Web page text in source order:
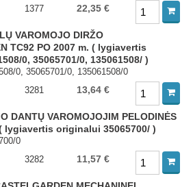
1377 22,35 €
VAROMOJO DIRŽO
TC92 PO 2007 m. ( lygiavertis
0, 35065701/0, 135061508/ )
0, 35065701/0, 135061508/0
3281 13,64 €
DANTŲ VAROMOJOJIM PELODINĖS
lygiavertis originalui 35065700/ )
0
3282 11,57 €